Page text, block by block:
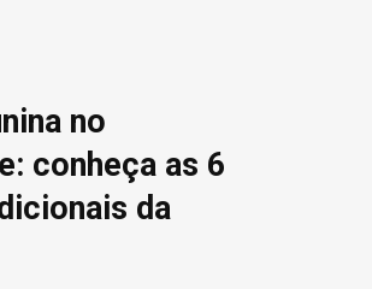
no
conheça as 6
da